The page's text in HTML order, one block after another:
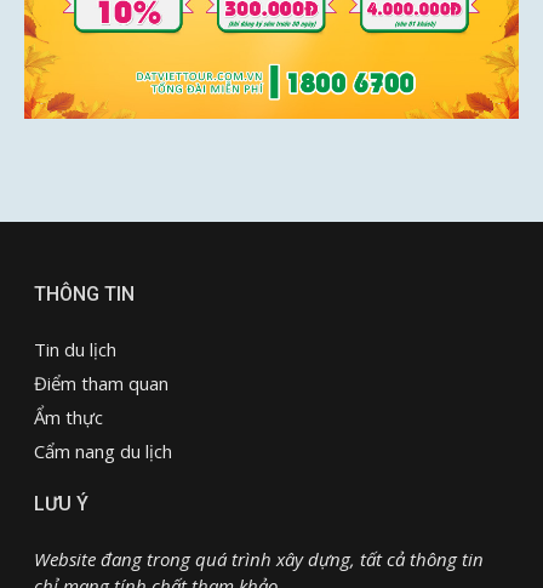
THÔNG TIN
Tin du lịch
Điểm tham quan
Ẩm thực
Cẩm nang du lịch
LƯU Ý
Website đang trong quá trình xây dựng, tất cả thông tin